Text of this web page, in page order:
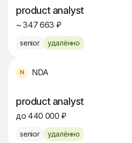
product analyst
~ 347 663 ₽
senior удалённо
NDA
product analyst
до 440 000 ₽
senior удалённо